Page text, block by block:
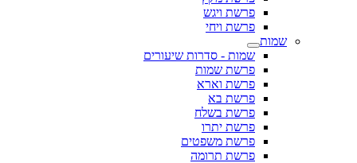
פרשת ויגש
פרשת ויחי
שמות
שמות - סדרות שיעורים
פרשת שמות
פרשת וארא
פרשת בא
פרשת בשלח
פרשת יתרו
פרשת משפטים
פרשת תרומה